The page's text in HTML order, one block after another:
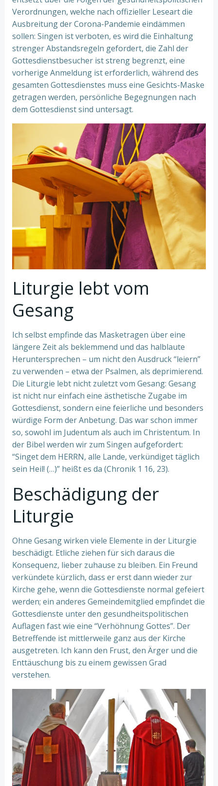
Verordnungen, welche nach offizieller Leseart die
Ausbreitung der Corona-Pandemie eindämmen
sollen: Singen ist verboten, es wird die Einhaltung
strenger Abstandsregeln gefordert, die Zahl der
Gottesdienstbesucher ist streng begrenzt, eine
vorherige Anmeldung ist erforderlich, während des
gesamten Gottesdienstes muss eine Gesichts-Maske
getragen werden, persönliche Begegnungen nach
dem Gottesdienst sind untersagt.
Liturgie lebt vom
Gesang
Ich selbst empfinde das Masketragen über eine
längere Zeit als beklemmend und das halblaute
Heruntersprechen – um nicht den Ausdruck “leiern”
zu verwenden – etwa der Psalmen, als deprimierend.
Die Liturgie lebt nicht zuletzt vom Gesang: Gesang
ist nicht nur einfach eine ästhetische Zugabe im
Gottesdienst, sondern eine feierliche und besonders
würdige Form der Anbetung. Das war schon immer
so, sowohl im Judentum als auch im Christentum. In
der Bibel werden wir zum Singen aufgefordert:
“Singet dem HERRN, alle Lande, verkündiget täglich
sein Heil! (…)” heißt es da (Chronik 1 16, 23).
Beschädigung der
Liturgie
Ohne Gesang wirken viele Elemente in der Liturgie
beschädigt. Etliche ziehen für sich daraus die
Konsequenz, lieber zuhause zu bleiben. Ein Freund
verkündete kürzlich, dass er erst dann wieder zur
Kirche gehe, wenn die Gottesdienste normal gefeiert
werden; ein anderes Gemeindemitglied empfindet die
Gottesdienste unter den gesundheitspolitischen
Auflagen fast wie eine “Verhöhnung Gottes”. Der
Betreffende ist mittlerweile ganz aus der Kirche
ausgetreten. Ich kann den Frust, den Ärger und die
Enttäuschung bis zu einem gewissen Grad
verstehen.